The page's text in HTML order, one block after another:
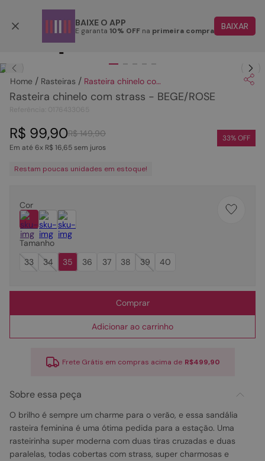
BAIXE O APP
E garanta 10% OFF na primeira compra BAIXAR
Rasteiras Rasteira chinelo com strass - BEGE/ROSE
Rasteira chinelo com strass - BEGE/ROSE
R$ 149,90
R$ 99,90
Em até6x R$16,65sem juros
33% OFF
Restam poucas unidades em estoque!
Cor
Tamanho
33
34 35 36 37 38 39 40
Comprar
Adicionar ao carrinho
Frete Grátis em compras acima de R$499,90
Sobre essa peça
O brilho é sempre um charme para o verão, e essa sandália
rasteira feminina é uma ótima pedida para a estação. Uma
rasteirinha super moderna com duas tiras cruzadas e duas
paralelas, todas cobertas com strass, super charmosas e
1º
2º
tenis
4º
rasteira
5º
sandalia
6º
tamanco
sapatilha
couro
10º scarpin